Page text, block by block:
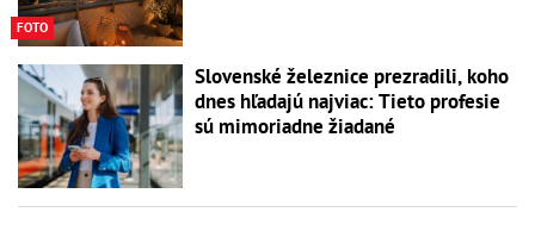
FOTO
Slovenské železnice prezradili, koho
dnes hľadajú najviac: Tieto profesie
sú mimoriadne žiadané